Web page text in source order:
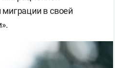
в своей